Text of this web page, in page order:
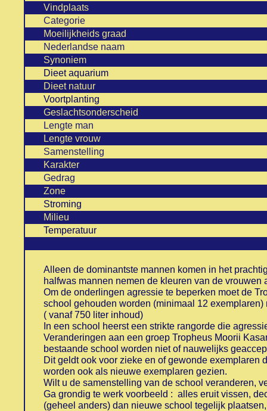
Vindplaats
Categorie
Moeilijkheids graad
Nederlandse naam
Synoniem
Dieet aquarium
Dieet natuur
Voortplanting
Geslachtsonderscheid
Lengte man
Lengte vrouw
Samenstelling
Karakter
Gedrag
Zone
Stroming
Milieu
Temperatuur
Alleen de dominantste mannen komen in het
halfwas mannen nemen de kleuren van de
Om de onderlingen agressie te beperken moet de
school gehouden worden (minimaal 12
( vanaf 750 liter inhoud)
In een school heerst een strikte rangorde die
Veranderingen aan een groep Tropheus Moorii
bestaande school worden niet of nauwelijks
Dit geldt ook voor zieke en of gewonde
worden ook als nieuwe exemplaren gezien.
Wilt u de samenstelling van de school veranderen,
Ga grondig te werk voorbeeld : alles eruit vissen,
(geheel anders) dan nieuwe school tegelijk